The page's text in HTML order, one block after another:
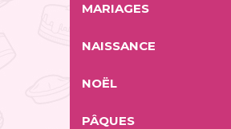
MARIAGES
NAISSANCE
NOËL
PÂQUES